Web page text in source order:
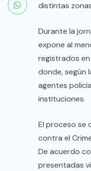
distintas
Durante la
expone al
registrados en
donde, según
agentes
instituciones.
El proceso se
contra el
De acuerdo
presentadas